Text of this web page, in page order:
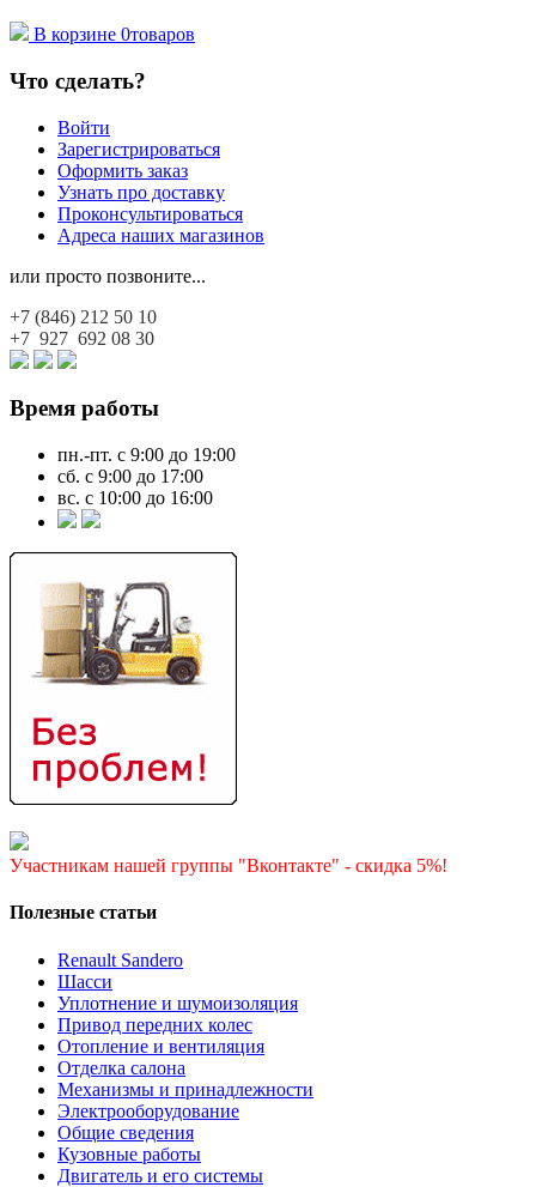
В корзине 0товаров
Что сделать?
Войти
Зарегистрироваться
Оформить заказ
Узнать про доставку
Проконсультироваться
Адреса наших магазинов
или просто позвоните...
+7 (846) 212 50 10
+7 927 692 08 30
Время работы
пн.-пт. с 9:00 до 19:00
сб. с 9:00 до 17:00
вс. с 10:00 до 16:00
Участникам нашей группы "Вконтакте" - скидка 5%!
Полезные статьи
Renault Sandero
Шасси
Уплотнение и шумоизоляция
Привод передних колес
Отопление и вентиляция
Отделка салона
Механизмы и принадлежности
Электрооборудование
Общие сведения
Кузовные работы
Двигатель и его системы